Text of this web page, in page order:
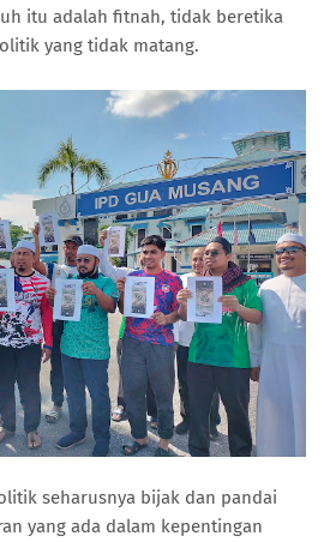
itu adalah fitnah, tidak beretika
yang tidak matang.
seharusnya bijak dan pandai
yang ada dalam kepentingan